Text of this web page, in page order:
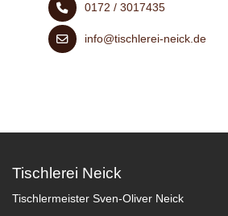
0172 / 3017435
info@tischlerei-neick.de
Tischlerei Neick
Tischlermeister Sven-Oliver Neick